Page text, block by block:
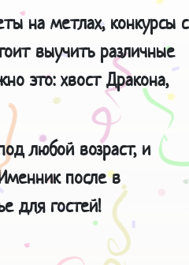
на метлах, конкурсы с
выучить различные
это: хвост Дракона,
любой возраст, и
после в
для гостей!